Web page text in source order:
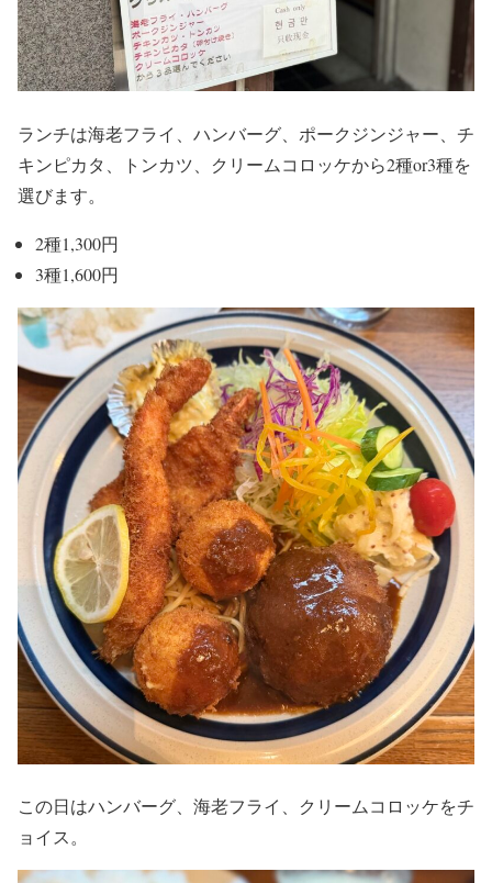
ランチは海老フライ、ハンバーグ、ポークジンジャー、チ
キンピカタ、トンカツ、クリームコロッケから2種or3種を
選びます。
2種1,300円
3種1,600円
この日はハンバーグ、海老フライ、クリームコロッケをチ
ョイス。